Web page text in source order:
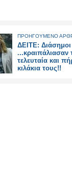
ΠΡΟΗΓΟΥΜΕΝΟ
ΔΕΙΤΕ:
...κραιπάλιασαν
τελευταία και
κιλάκια τους!!